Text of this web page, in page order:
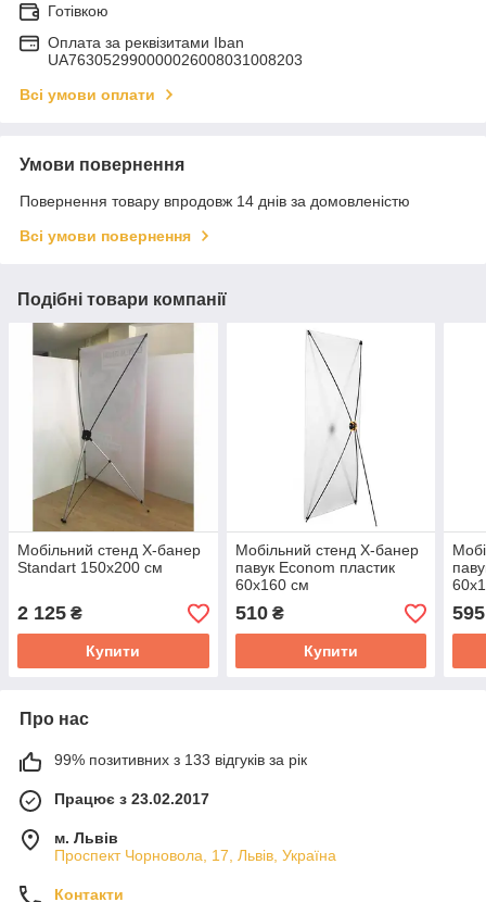
Готівкою
Оплата за реквізитами Iban
UA763052990000026008031008203
Всі умови оплати
Умови повернення
Повернення товару впродовж 14 днів за домовленістю
Всі умови повернення
Подібні товари компанії
Мобільний стенд X-банер
Standart 150х200 см
2 125 ₴
Купити
Мобільний стенд X-банер
павук Econom пластик
60x160 см
510₴
Купити
595
Про нас
99% позитивних з 133 відгуків за рік
Працює з 23.02.2017
м. Львів
Проспект Чорновола, 17, Львів, Україна
Контакти